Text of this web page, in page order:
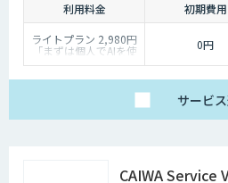
利用料金 初期費用
ライトプラン 2,980円
「まずは個人でAIを使
い倒したい」方に
で、日々の壁打ちや調
※AIスライド作成など
「チームで業務を劇的
0円
サービス
CAIWA Service